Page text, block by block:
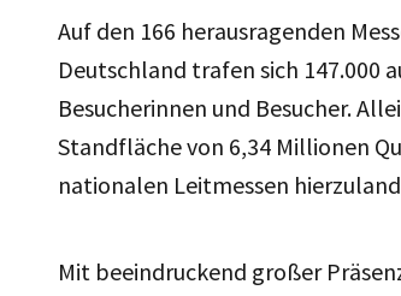
Auf den 166 herausragenden
Deutschland trafen sich 147.000
Besucherinnen und Besucher.
Standfläche von 6,34 Millionen
nationalen Leitmessen
Mit beeindruckend großer